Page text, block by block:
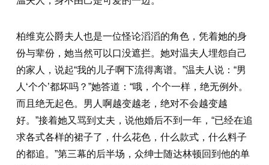
柏维克公爵夫人也是一位怪论滔滔的角色，凭着她的身
份与辈份，她当然可以口没遮拦。她对温夫人埋怨自己
的家人，说起“我的儿子啊下流得离谱。”温夫人说：“男
人‘个个’都坏吗？”她答道：“哦，个个一样，绝无例外。
而且绝无起色。男人啊越变越老，绝对不会越变越
好。”接着她又骂到丈夫，说他婚后不到一年，“已经在追
求各式各样的裙子了，什么花色，什么款式，什么料子
的都追。”第三幕的后半场，众绅士随达林顿回到他的单